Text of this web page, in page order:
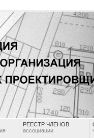
РЕЕСТР ЧЛЕНОВ
ассоциации